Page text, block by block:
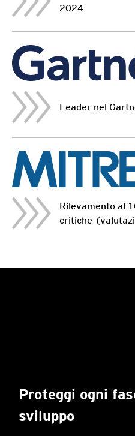
2024
Leader nel
Rilevamento al
critiche
Proteggi ogni
sviluppo